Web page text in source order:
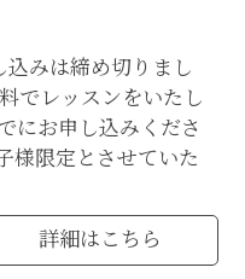
みは締め切りまし
でレッスンをいたし
にお申し込みくださ
様限定とさせていた
詳細はこちら